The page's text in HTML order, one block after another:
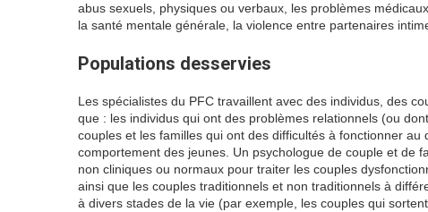
abus sexuels, physiques ou verbaux, les problèmes
la santé mentale générale, la violence entre partenaires
Populations desservies
Les spécialistes du PFC travaillent avec des individus, des
que : les individus qui ont des problèmes relationnels (ou
couples et les familles qui ont des difficultés à fonctionner
comportement des jeunes. Un psychologue de couple et de
non cliniques ou normaux pour traiter les couples
ainsi que les couples traditionnels et non traditionnels à
à divers stades de la vie (par exemple, les couples qui